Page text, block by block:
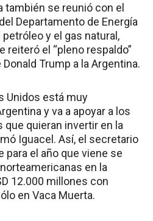
también se reunió con el
Departamento de Energía
y el gas natural,
reiteró el “pleno respaldo”
Trump a la Argentina.
Unidos está muy
y va a apoyar a los
quieran invertir en la
Iguacel. Así, el secretario
para el año que viene se
en la
12.000 millones con
en Vaca Muerta.